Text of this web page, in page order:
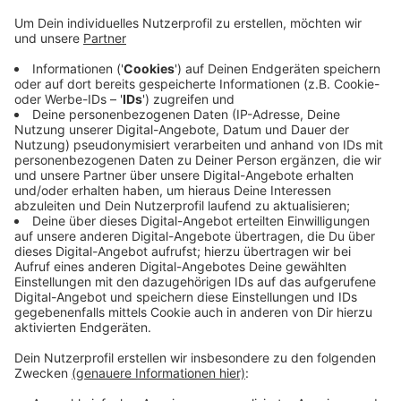
Anzeige
Anzeige
Weitere Infos und Links zum Thema:
Anzeige
Unser Nachrichtenticker zur Lage in der Ukraine
Anzeige